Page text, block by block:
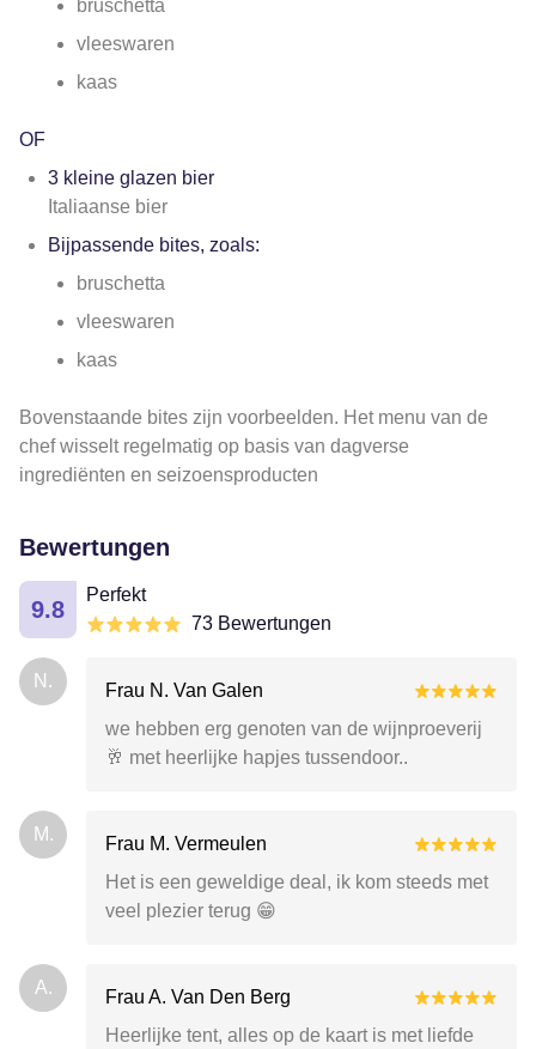
bruschetta
vleeswaren
kaas
OF
3 kleine glazen bier
Italiaanse bier
Bijpassende bites, zoals:
bruschetta
vleeswaren
kaas
Bovenstaande bites zijn voorbeelden. Het menu van de
chef wisselt regelmatig op basis van dagverse
ingrediënten en seizoensproducten
Bewertungen
9.8
Perfekt
73 Bewertungen
N.
Frau N. Van Galen
we hebben erg genoten van de wijnproeverij
🥂 met heerlijke hapjes tussendoor..
M.
Frau M. Vermeulen
Het is een geweldige deal, ik kom steeds met
veel plezier terug 😁
A.
Frau A. Van Den Berg
Heerlijke tent, alles op de kaart is met liefde